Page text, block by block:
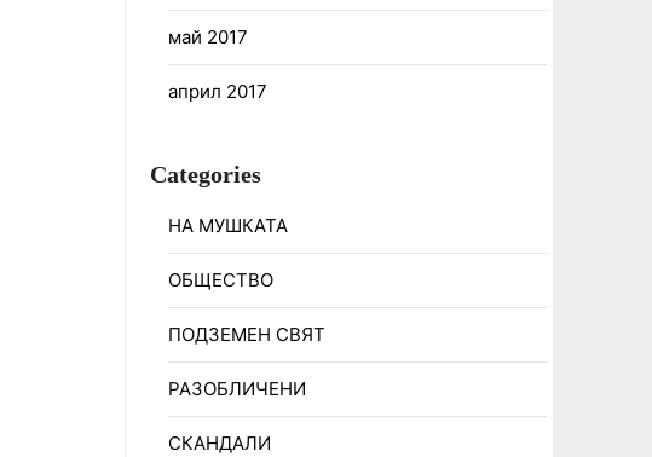
май 2017
април 2017
Categories
НА МУШКАТА
ОБЩЕСТВО
ПОДЗЕМЕН СВЯТ
РАЗОБЛИЧЕНИ
СКАНДАЛИ